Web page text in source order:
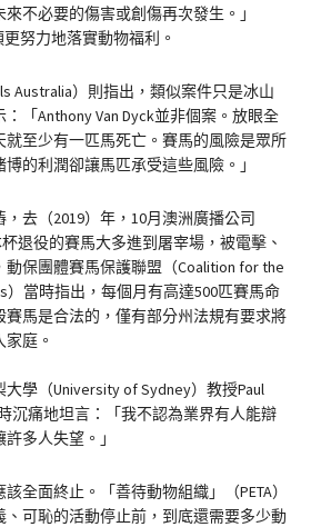
不必要的傷害或創傷再次發生。」
努力地落實動物福利。
Australia）則指出，類似案件只是冰山
「Anthony Van Dyck並非個案。放眼全
至少有一匹馬死亡。賽馬的風險是眾所
的利潤卻讓馬匹承受這些風險。」
去（2019）年，10月澳洲廣播公司
杯退役的賽馬大多進到屠宰場，被電擊、
保團體賽馬保護聯盟（Coalition for the
）當時指出，每個月有高達500匹賽馬命
馬是合法的，僅有部分州法規有要求將
庭。
學（University of Sydney）教授Paul
沉痛地坦言：「我不認為業界有人能辯
多人失望。」
全面終止。「善待動物組織」（PETA）
可恥的活動停止前，到底還需要多少動